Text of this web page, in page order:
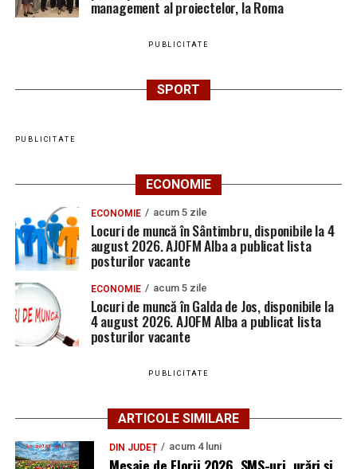
management al proiectelor, la Roma
PUBLICITATE
SPORT
PUBLICITATE
ECONOMIE
ECONOMIE acum 5 zile
Locuri de muncă în Sântimbru, disponibile la 4
august 2026. AJOFM Alba a publicat lista
posturilor vacante
ECONOMIE acum 5 zile
Locuri de muncă în Galda de Jos, disponibile la
4 august 2026. AJOFM Alba a publicat lista
posturilor vacante
PUBLICITATE
ARTICOLE SIMILARE
DIN JUDEȚ acum 4 luni